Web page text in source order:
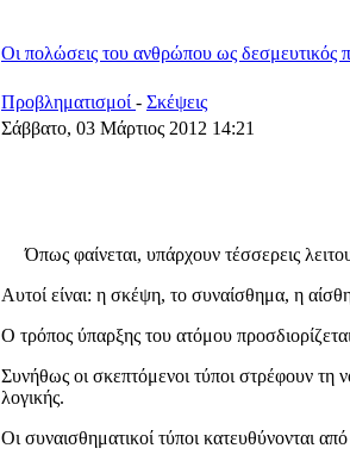
Οι πολώσεις του ανθρώπου ως δεσμευτικός
Προβληματισμοί - Σκέψεις
Σάββατο, 03 Μάρτιος 2012 14:21
Όπως φαίνεται, υπάρχουν τέσσερεις
Αυτοί είναι: η σκέψη, το συναίσθημα, η
Ο τρόπος ύπαρξης του ατόμου
Συνήθως οι σκεπτόμενοι τύποι στρέφουν τη
λογικής.
Οι συναισθηματικοί τύποι κατευθύνονται